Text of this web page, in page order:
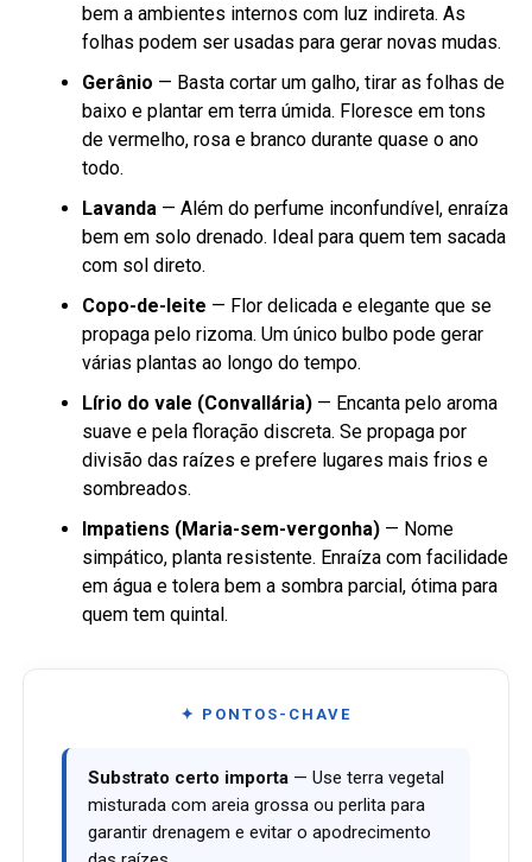
bem a ambientes internos com luz indireta. As
folhas podem ser usadas para gerar novas mudas.
Gerânio — Basta cortar um galho, tirar as folhas de
baixo e plantar em terra úmida. Floresce em tons
de vermelho, rosa e branco durante quase o ano
todo.
Lavanda— Além do perfume inconfundível, enraíza
bem em solo drenado. Ideal para quem tem sacada
com sol direto.
Copo-de-leite — Flor delicada e elegante que se
propaga pelo rizoma. Um único bulbo pode gerar
várias plantas ao longo do tempo.
Lírio do vale (Convallária)— Encanta pelo aroma
suave e pela floração discreta. Se propaga por
divisão das raízes e prefere lugares mais frios e
sombreados.
Impatiens (Maria-sem-vergonha)— Nome
simpático, planta resistente. Enraíza com facilidade
em água e tolera bem a sombra parcial, ótima para
quem tem quintal.
✦ PONTOS-CHAVE
Substrato certo importa— Use terra vegetal
misturada com areia grossa ou perlita para
garantir drenagem e evitar o apodrecimento